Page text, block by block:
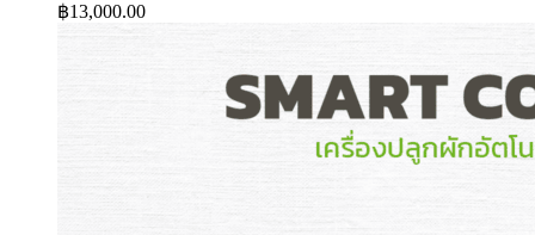
฿13,000.00